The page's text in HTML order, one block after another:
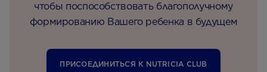
чтобы поспособствовать благополучному
формированию Вашего ребенка в будущем
ПРИСОЕДИНИТЬСЯ К NUTRICIA CLUB